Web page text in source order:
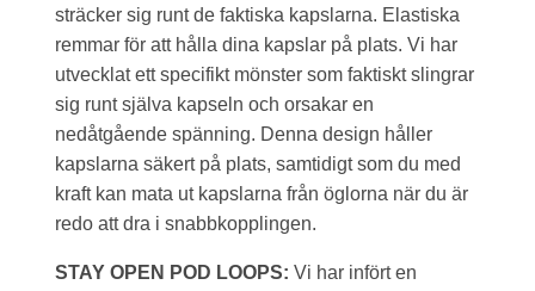
sträcker sig runt de faktiska kapslarna. Elastiska
remmar för att hålla dina kapslar på plats. Vi har
utvecklat ett specifikt mönster som faktiskt slingrar
sig runt själva kapseln och orsakar en
nedåtgående spänning. Denna design håller
kapslarna säkert på plats, samtidigt som du med
kraft kan mata ut kapslarna från öglorna när du är
redo att dra i snabbkopplingen.
STAY OPEN POD LOOPS: Vi har infört en